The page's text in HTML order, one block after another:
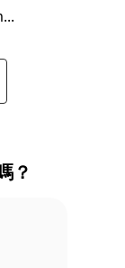
？